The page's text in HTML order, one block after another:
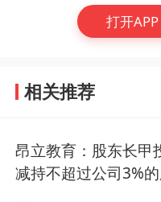
打开
相关推荐
昂立教育：股东长甲
减持不超过公司3%